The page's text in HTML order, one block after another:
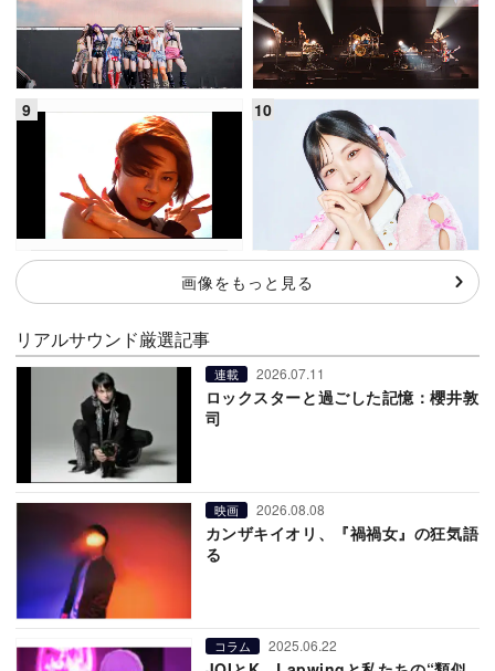
画像をもっと見る
リアルサウンド厳選記事
連載 2026.07.11
ロックスターと過ごした記憶：櫻井敦
司
映画 2026.08.08
カンザキイオリ、『禍禍女』の狂気語
る
コラム 2025.06.22